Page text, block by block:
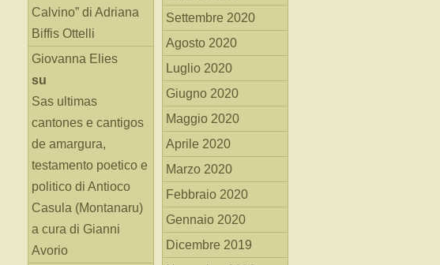
Calvino” di Adriana
Biffis Ottelli
Giovanna Elies
su
Sas ultimas
cantones e cantigos
de amargura,
testamento poetico e
politico di Antioco
Casula (Montanaru)
a cura di Gianni
Avorio
Settembre 2020
Agosto 2020
Luglio 2020
Giugno 2020
Maggio 2020
Aprile 2020
Marzo 2020
Febbraio 2020
Gennaio 2020
Dicembre 2019